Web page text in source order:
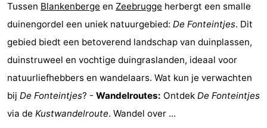
Wenduine
-
De
Haan
-
Bredene
-
Tussen Blankenberge en Zeebrugge herbergt een smalle
duinengordel een uniek natuurgebied: De Fonteintjes. Dit
gebied biedt een betoverend landschap van duinplassen,
duinstruweel en vochtige duingraslanden, ideaal voor
natuurliefhebbers en wandelaars. Wat kun je verwachten
bij De Fonteintjes? - Wandelroutes: Ontdek De Fonteintjes
via de Kustwandelroute. Wandel over ...